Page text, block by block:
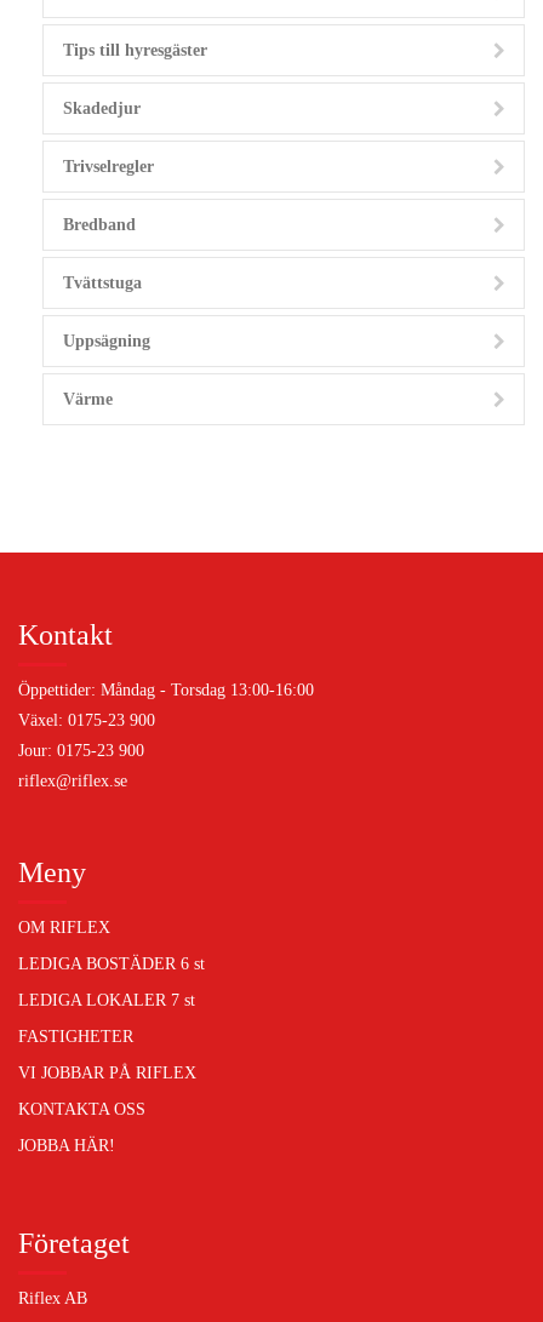
Tips till hyresgäster
Skadedjur
Trivselregler
Bredband
Tvättstuga
Uppsägning
Värme
Kontakt
Öppettider: Måndag - Torsdag 13:00-16:00
Växel: 0175-23 900
Jour: 0175-23 900
riflex@riflex.se
Meny
OM RIFLEX
LEDIGA BOSTÄDER 6 st
LEDIGA LOKALER 7 st
FASTIGHETER
VI JOBBAR PÅ RIFLEX
KONTAKTA OSS
JOBBA HÄR!
Företaget
Riflex AB